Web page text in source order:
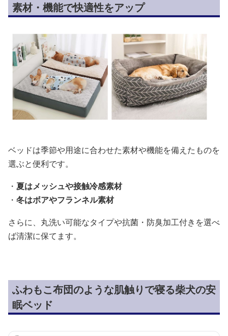
素材・機能で快適性をアップ
ベッドは季節や用途に合わせた素材や機能を備えたものを
選ぶと便利です。
・ 夏はメッシュや接触冷感素材
・ 冬はボアやフランネル素材
さらに、丸洗い可能なタイプや抗菌・防臭加工付きを選べ
ば清潔に保てます。
ふわもこ布団のような肌触りで寝る柴犬の安
眠ベッド